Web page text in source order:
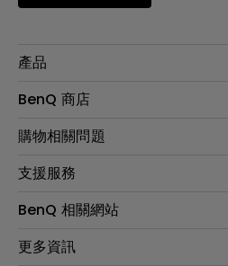
產品
大型液晶
投影機
智慧照明
專業拍物視訊鏡頭
BenQ 商店
最新產品與活動
尋找銷售據點
會員綁定LINE教學
購物相關問題
第一次購物就上手
延長保固購買
贈品兌換網站首頁
支援服務
服務公告
保固條例
BenQ 相關網站
專業商用解決方案
更多資訊